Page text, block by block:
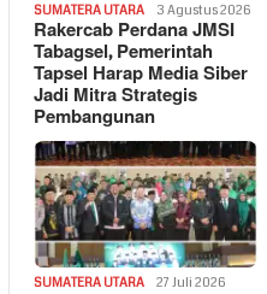
SUMATERA UTARA 3 Agustus 2026
Rakercab Perdana JMSI
Tabagsel, Pemerintah
Tapsel Harap Media Siber
Jadi Mitra Strategis
Pembangunan
SUMATERA UTARA 27 Juli 2026